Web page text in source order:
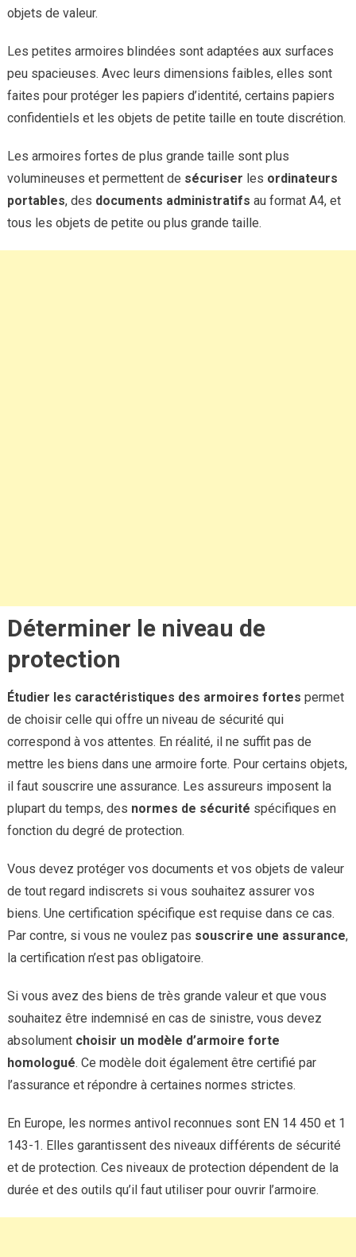
objets de valeur.
Les petites armoires blindées sont adaptées aux surfaces
peu spacieuses. Avec leurs dimensions faibles, elles sont
faites pour protéger les papiers d’identité, certains papiers
confidentiels et les objets de petite taille en toute discrétion.
Les armoires fortes de plus grande taille sont plus
volumineuses et permettent de sécuriser les ordinateurs
portables, des documents administratifs au format A4, et
tous les objets de petite ou plus grande taille.
Déterminer le niveau de
protection
Étudier les caractéristiques des armoires fortes permet
de choisir celle qui offre un niveau de sécurité qui
correspond à vos attentes. En réalité, il ne suffit pas de
mettre les biens dans une armoire forte. Pour certains objets,
il faut souscrire une assurance. Les assureurs imposent la
plupart du temps, des normes de sécurité spécifiques en
fonction du degré de protection.
Vous devez protéger vos documents et vos objets de valeur
de tout regard indiscrets si vous souhaitez assurer vos
biens. Une certification spécifique est requise dans ce cas.
Par contre, si vous ne voulez pas souscrire une assurance,
la certification n’est pas obligatoire.
Si vous avez des biens de très grande valeur et que vous
souhaitez être indemnisé en cas de sinistre, vous devez
absolument choisir un modèle d’armoire forte
homologué. Ce modèle doit également être certifié par
l’assurance et répondre à certaines normes strictes.
En Europe, les normes antivol reconnues sont EN 14 450 et 1
143-1. Elles garantissent des niveaux différents de sécurité
et de protection. Ces niveaux de protection dépendent de la
durée et des outils qu’il faut utiliser pour ouvrir l’armoire.